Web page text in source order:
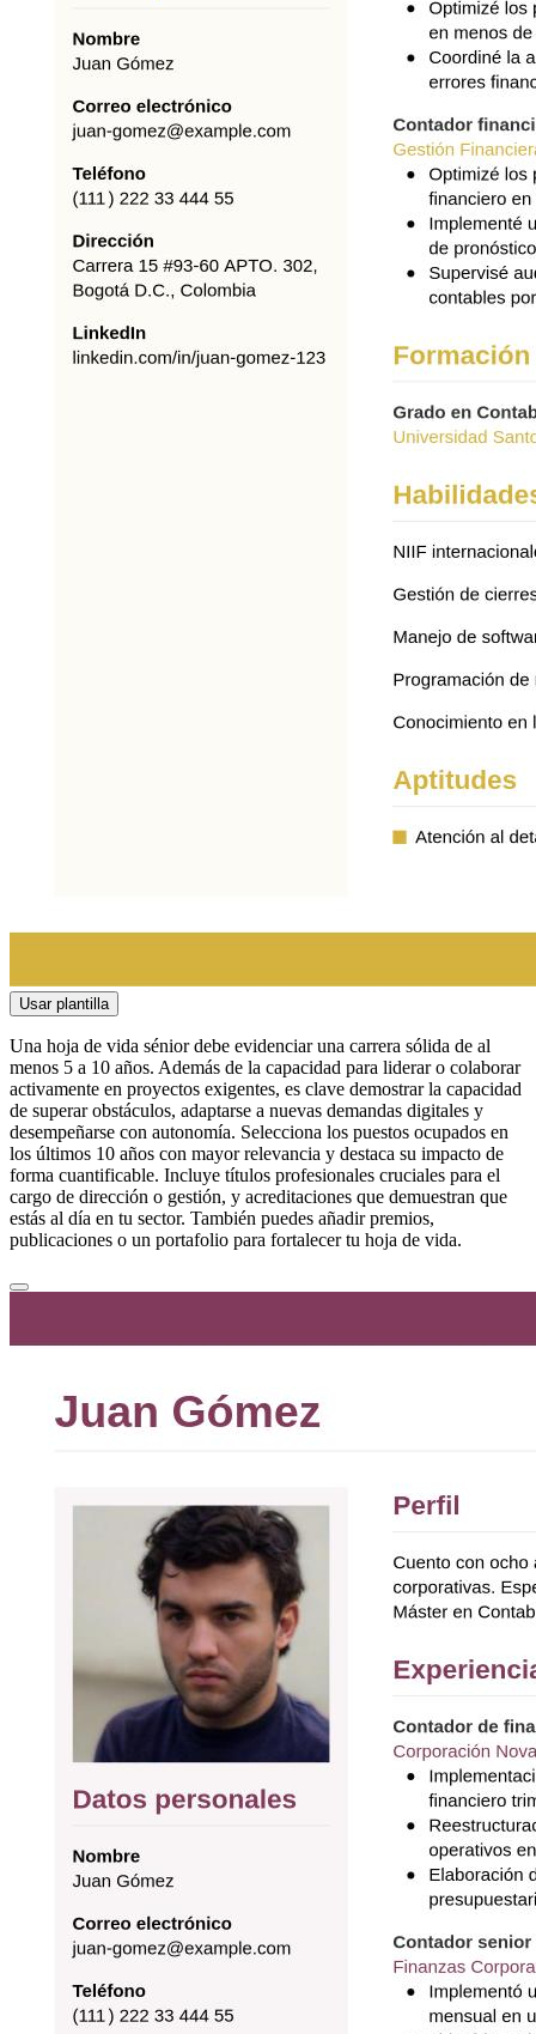
Usar plantilla
Una hoja de vida sénior debe evidenciar una carrera sólida de al
menos 5 a 10 años. Además de la capacidad para liderar o colaborar
activamente en proyectos exigentes, es clave demostrar la capacidad
de superar obstáculos, adaptarse a nuevas demandas digitales y
desempeñarse con autonomía. Selecciona los puestos ocupados en
los últimos 10 años con mayor relevancia y destaca su impacto de
forma cuantificable. Incluye títulos profesionales cruciales para el
cargo de dirección o gestión, y acreditaciones que demuestran que
estás al día en tu sector. También puedes añadir premios,
publicaciones o un portafolio para fortalecer tu hoja de vida.